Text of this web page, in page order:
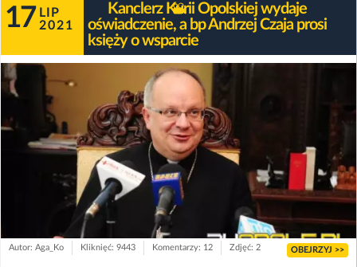
17 LIP
2021
Kanclerz Kurii Opolskiej wydaje
oświadczenie, a bp Andrzej Czaja prosi
księży o wsparcie
Autor: Aga_Ko Kliknięć: 9443 Komentarzy: 12 Zdjęć: 2 OBEJRZYJ >>